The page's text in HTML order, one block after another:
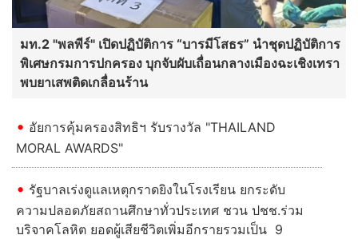
มท.2 "พลพีร์" เปิดปฏิบัติการ “บารมีโสธร” นำชุดปฏิบัติการ
พิเศษกรมการปกครอง บุกจับผับเถื่อนกลางเมืองฉะเชิงเทรา
พบยาเสพติดเกลื่อนร้าน
อัยการคุ้มครองสิทธิฯ รับรางวัล "THAILAND
MORAL AWARDS"
รัฐบาลเร่งดูแลเหตุกราดยิงในโรงเรียน ยกระดับ
ความปลอดภัยสถานศึกษาทั่วประเทศ ชวน ปชช.ร่วม
บริจาคโลหิต ยอดผู้เสียชีวิตเพิ่มอีกรายรวมเป็น 9